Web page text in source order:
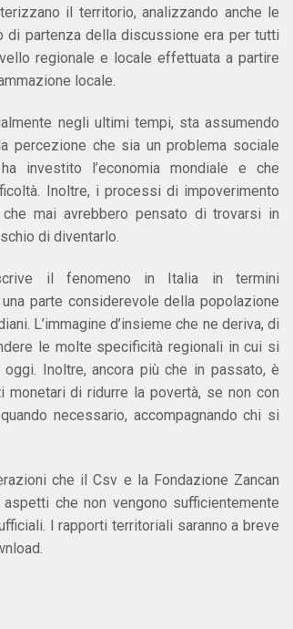
il territorio, analizzando anche le
di partenza della discussione era per tutti
regionale e locale effettuata a partire
locale.
negli ultimi tempi, sta assumendo
percezione che sia un problema sociale
investito l’economia mondiale e che
Inoltre, i processi di impoverimento
mai avrebbero pensato di trovarsi in
di diventarlo.
il fenomeno in Italia in termini
parte considerevole della popolazione
L’immagine d’insieme che ne deriva, di
le molte specificità regionali in cui si
Inoltre, ancora più che in passato, è
monetari di ridurre la povertà, se non con
necessario, accompagnando chi si
che il Csv e la Fondazione Zancan
che non vengono sufficientemente
I rapporti territoriali saranno a breve